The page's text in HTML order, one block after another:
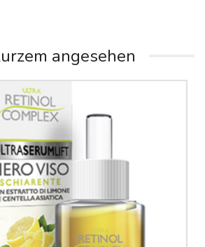
angesehen